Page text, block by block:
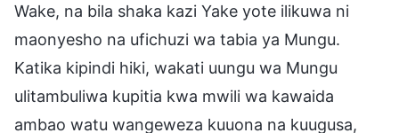
Wake, na bila shaka kazi Yake yote ilikuwa ni
maonyesho na ufichuzi wa tabia ya Mungu.
Katika kipindi hiki, wakati uungu wa Mungu
ulitambuliwa kupitia kwa mwili wa kawaida
ambao watu wangeweza kuuona na kuugusa,